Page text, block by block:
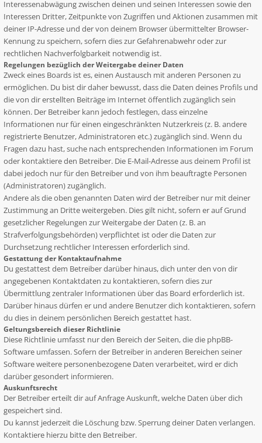
Interessenabwägung zwischen deinen und seinen Interessen sowie den
Interessen Dritter, Zeitpunkte von Zugriffen und Aktionen zusammen mit
deiner IP-Adresse und der von deinem Browser übermittelter Browser-
Kennung zu speichern, sofern dies zur Gefahrenabwehr oder zur
rechtlichen Nachverfolgbarkeit notwendig ist.
Regelungen bezüglich der Weitergabe deiner Daten
Zweck eines Boards ist es, einen Austausch mit anderen Personen zu
ermöglichen. Du bist dir daher bewusst, dass die Daten deines Profils und
die von dir erstellten Beiträge im Internet öffentlich zugänglich sein
können. Der Betreiber kann jedoch festlegen, dass einzelne
Informationen nur für einen eingeschränkten Nutzerkreis (z. B. andere
registrierte Benutzer, Administratoren etc.) zugänglich sind. Wenn du
Fragen dazu hast, suche nach entsprechenden Informationen im Forum
oder kontaktiere den Betreiber. Die E-Mail-Adresse aus deinem Profil ist
dabei jedoch nur für den Betreiber und von ihm beauftragte Personen
(Administratoren) zugänglich.
Andere als die oben genannten Daten wird der Betreiber nur mit deiner
Zustimmung an Dritte weitergeben. Dies gilt nicht, sofern er auf Grund
gesetzlicher Regelungen zur Weitergabe der Daten (z. B. an
Strafverfolgungsbehörden) verpflichtet ist oder die Daten zur
Durchsetzung rechtlicher Interessen erforderlich sind.
Gestattung der Kontaktaufnahme
Du gestattest dem Betreiber darüber hinaus, dich unter den von dir
angegebenen Kontaktdaten zu kontaktieren, sofern dies zur
Übermittlung zentraler Informationen über das Board erforderlich ist.
Darüber hinaus dürfen er und andere Benutzer dich kontaktieren, sofern
du dies in deinem persönlichen Bereich gestattet hast.
Geltungsbereich dieser Richtlinie
Diese Richtlinie umfasst nur den Bereich der Seiten, die die phpBB-
Software umfassen. Sofern der Betreiber in anderen Bereichen seiner
Software weitere personenbezogene Daten verarbeitet, wird er dich
darüber gesondert informieren.
Auskunftsrecht
Der Betreiber erteilt dir auf Anfrage Auskunft, welche Daten über dich
gespeichert sind.
Du kannst jederzeit die Löschung bzw. Sperrung deiner Daten verlangen.
Kontaktiere hierzu bitte den Betreiber.